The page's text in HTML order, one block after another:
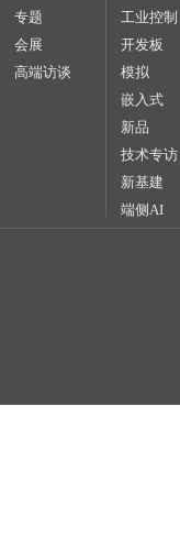
专题
会展
高端访谈
工业控制
开发板
模拟
嵌入式
新品
技术专访
新基建
端侧AI